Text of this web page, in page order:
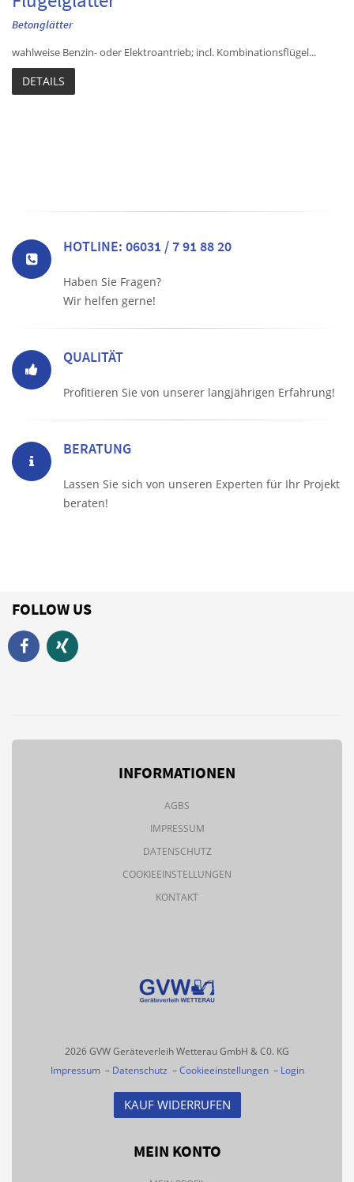
Betonglätter
wahlweise Benzin- oder Elektroantrieb; incl. Kombinationsflügel...
DETAILS
HOTLINE: 06031 / 7 91 88 20
Haben Sie Fragen?
Wir helfen gerne!
QUALITÄT
Profitieren Sie von unserer langjährigen Erfahrung!
BERATUNG
Lassen Sie sich von unseren Experten für Ihr Projekt
beraten!
FOLLOW US
INFORMATIONEN
AGBS
IMPRESSUM
DATENSCHUTZ
COOKIEEINSTELLUNGEN
KONTAKT
2026 GVW Geräteverleih Wetterau GmbH & C0. KG
Impressum– Datenschutz –Cookieeinstellungen– Login
KAUF WIDERRUFEN
MEIN KONTO